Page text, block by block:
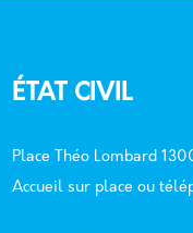
ÉTAT CIVIL
Place Théo Lombard
Accueil sur place ou